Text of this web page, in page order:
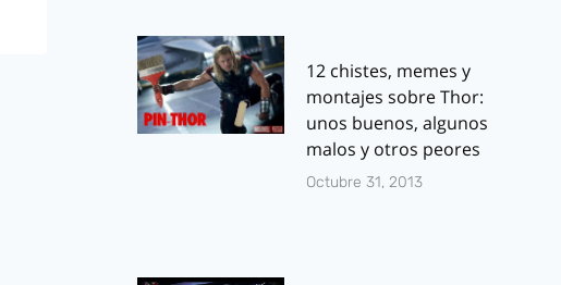
12 chistes, memes y
montajes sobre Thor:
unos buenos, algunos
malos y otros peores
Octubre 31, 2013